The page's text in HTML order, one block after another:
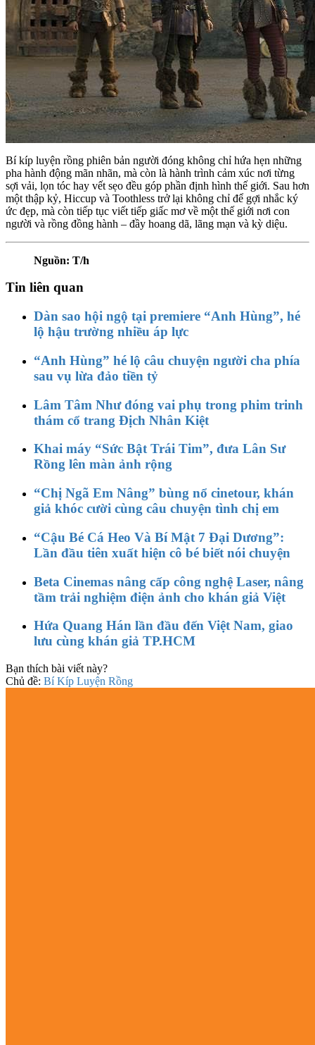
Bí kíp luyện rồng phiên bản người đóng không chỉ hứa hẹn những
pha hành động mãn nhãn, mà còn là hành trình cảm xúc nơi từng
sợi vải, lọn tóc hay vết sẹo đều góp phần định hình thế giới. Sau hơn
một thập kỷ, Hiccup và Toothless trở lại không chỉ để gợi nhắc ký
ức đẹp, mà còn tiếp tục viết tiếp giấc mơ về một thế giới nơi con
người và rồng đồng hành – đầy hoang dã, lãng mạn và kỳ diệu.
Nguồn: T/h
Tin liên quan
Dàn sao hội ngộ tại premiere “Anh Hùng”, hé
lộ hậu trường nhiều áp lực
“Anh Hùng” hé lộ câu chuyện người cha phía
sau vụ lừa đảo tiền tỷ
Lâm Tâm Như đóng vai phụ trong phim trinh
thám cổ trang Địch Nhân Kiệt
Khai máy “Sức Bật Trái Tim”, đưa Lân Sư
Rồng lên màn ảnh rộng
“Chị Ngã Em Nâng” bùng nổ cinetour, khán
giả khóc cười cùng câu chuyện tình chị em
“Cậu Bé Cá Heo Và Bí Mật 7 Đại Dương”:
Lần đầu tiên xuất hiện cô bé biết nói chuyện
Beta Cinemas nâng cấp công nghệ Laser, nâng
tầm trải nghiệm điện ảnh cho khán giả Việt
Hứa Quang Hán lần đầu đến Việt Nam, giao
lưu cùng khán giả TP.HCM
Bạn thích bài viết này?
Chủ đề: Bí Kíp Luyện Rồng